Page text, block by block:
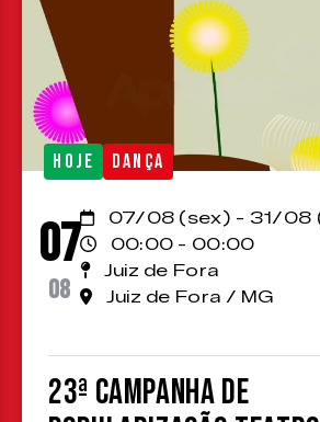
HOJE DANÇA
07
08
07/08 (sex) - 31/08
00:00 - 00:00
Juiz de Fora
Juiz de Fora / MG
23ª Campanha de